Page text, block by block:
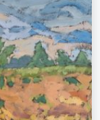
nu debout près d'un
arbre.